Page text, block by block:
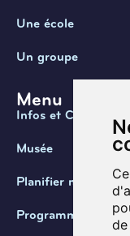
Une école
Un groupe
Menu
Infos et Contact
Musée
Planifier ma visite
Programmation